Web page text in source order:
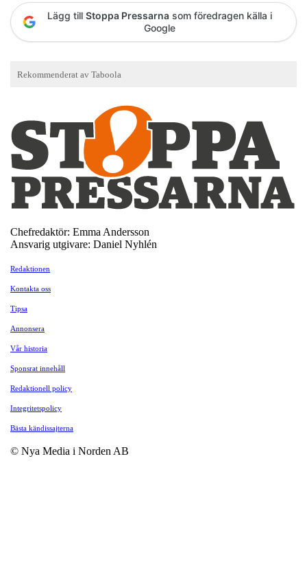
Lägg till Stoppa Pressarna som föredragen källa i
Google
Chefredaktör: Emma Andersson
Ansvarig utgivare: Daniel Nyhlén
Redaktionen
Kontakta oss
Tipsa
Annonsera
Vår historia
Sponsrat innehåll
Redaktionell policy
Integritetspolicy
Bästa kändissajterna
© Nya Media i Norden AB